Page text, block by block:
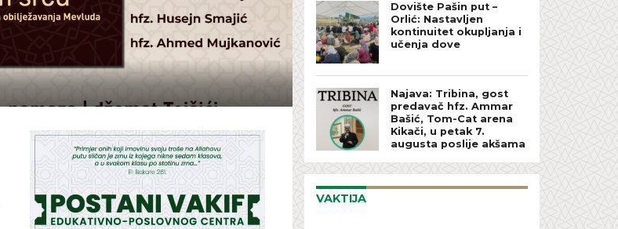
Dovište Pašin put –
Orlić: Nastavljen
kontinuitet okupljanja i
učenja dove
Najava: Tribina, gost
predavač hfz. Ammar
Bašić, Tom-Cat arena
Kikači, u petak 7.
augusta poslije akšama
VAKTIJA